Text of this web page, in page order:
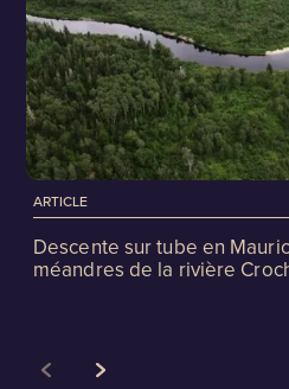
ARTICLE
Descente sur tube en
méandres de la rivière